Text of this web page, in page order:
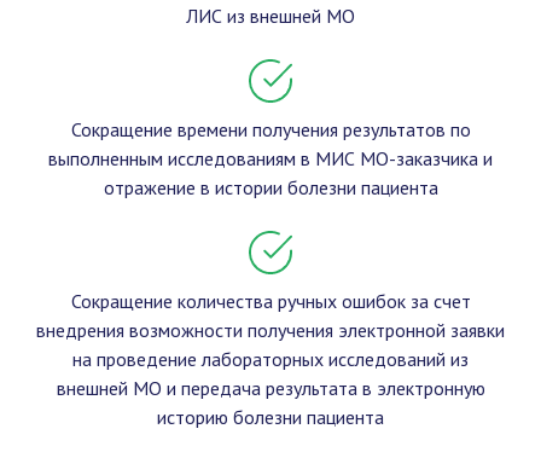
ЛИС из внешней МО
Сокращение времени получения результатов по
выполненным исследованиям в МИС МО-заказчика и
отражение в истории болезни пациента
Сокращение количества ручных ошибок за счет
внедрения возможности получения электронной заявки
на проведение лабораторных исследований из
внешней МО и передача результата в электронную
историю болезни пациента